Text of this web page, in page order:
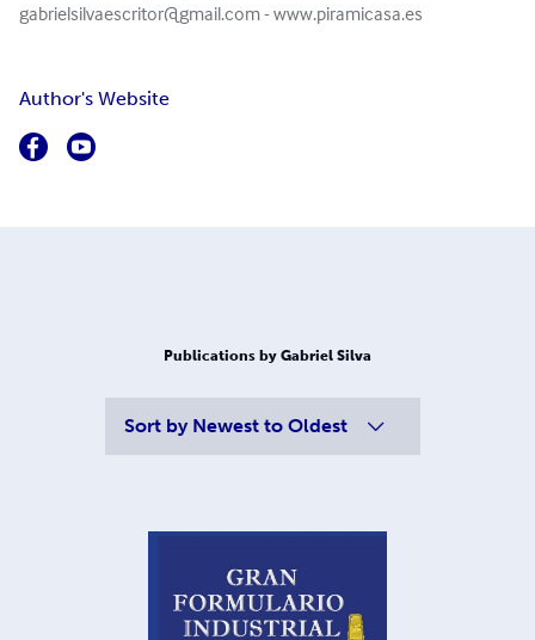
gabrielsilvaescritor@gmail.com- www.piramicasa.es
Author's Website
Publications by Gabriel Silva
Sort by Newest to Oldest